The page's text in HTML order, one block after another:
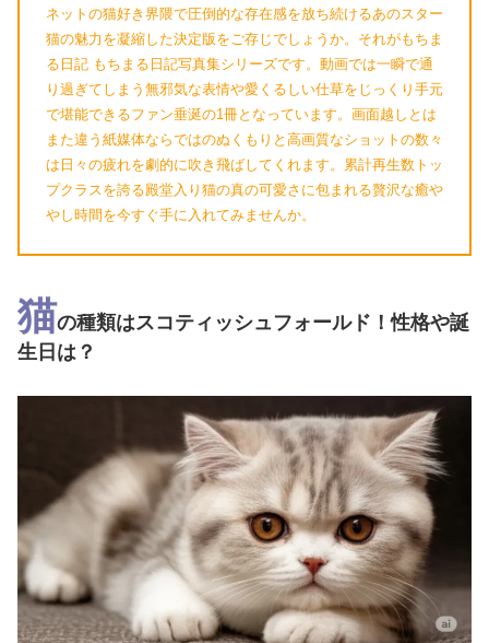
ネットの猫好き界隈で圧倒的な存在感を放ち続けるあのスター
猫の魅力を凝縮した決定版をご存じでしょうか。それがもちま
る日記 もちまる日記写真集シリーズです。動画では一瞬で通
り過ぎてしまう無邪気な表情や愛くるしい仕草をじっくり手元
で堪能できるファン垂涎の1冊となっています。画面越しとは
また違う紙媒体ならではのぬくもりと高画質なショットの数々
は日々の疲れを劇的に吹き飛ばしてくれます。累計再生数トッ
プクラスを誇る殿堂入り猫の真の可愛さに包まれる贅沢な癒や
やし時間を今すぐ手に入れてみませんか。
猫の種類はスコティッシュフォールド！性格や誕
生日は？